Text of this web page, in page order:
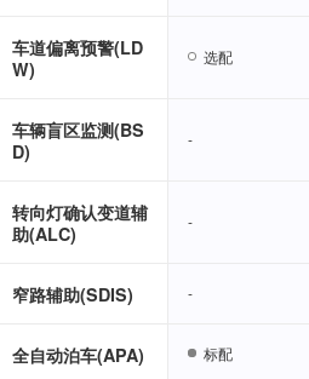
车道偏离预警(LD
W)
选配
车辆盲区监测(BS
D)
-
转向灯确认变道辅
助(ALC)
-
窄路辅助(SDIS) -
全自动泊车(APA) 标配
选配
-
-
-
标配